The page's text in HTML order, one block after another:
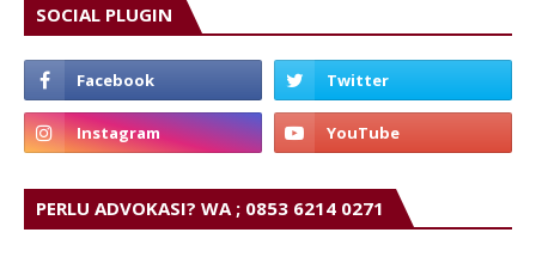
SOCIAL PLUGIN
PERLU ADVOKASI? WA ; 0853 6214 0271